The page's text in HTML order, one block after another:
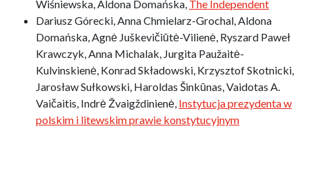
Wiśniewska, Aldona Domańska, The Independent
Dariusz Górecki, Anna Chmielarz-Grochal, Aldona
Domańska, Agnė Juškevičiūtė-Vilienė, Ryszard Paweł
Krawczyk, Anna Michalak, Jurgita Paužaitė-
Kulvinskienė, Konrad Składowski, Krzysztof Skotnicki,
Jarosław Sułkowski, Haroldas Šinkūnas, Vaidotas A.
Vaičaitis, Indrė Žvaigždinienė, Instytucja prezydenta w
polskim i litewskim prawie konstytucyjnym